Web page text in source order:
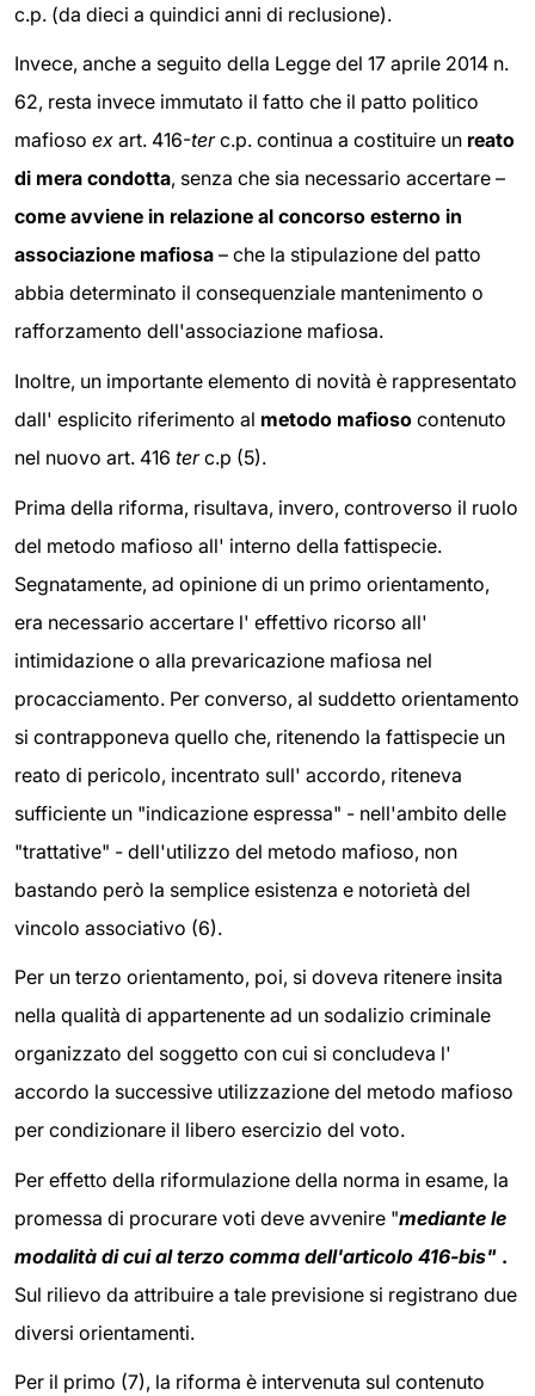
c.p. (da dieci a quindici anni di reclusione).
Invece, anche a seguito della Legge del 17 aprile 2014 n.
62, resta invece immutato il fatto che il patto politico
mafioso ex art. 416-terc.p. continua a costituire un reato
di mera condotta, senza che sia necessario accertare –
come avviene in relazione al concorso esterno in
associazione mafiosa – che la stipulazione del patto
abbia determinato il consequenziale mantenimento o
rafforzamento dell'associazione mafiosa.
Inoltre, un importante elemento di novità è rappresentato
dall' esplicito riferimento al metodo mafioso contenuto
nel nuovo art. 416 terc.p (5).
Prima della riforma, risultava, invero, controverso il ruolo
del metodo mafioso all' interno della fattispecie.
Segnatamente, ad opinione di un primo orientamento,
era necessario accertare l' effettivo ricorso all'
intimidazione o alla prevaricazione mafiosa nel
procacciamento. Per converso, al suddetto orientamento
si contrapponeva quello che, ritenendo la fattispecie un
reato di pericolo, incentrato sull' accordo, riteneva
sufficiente un "indicazione espressa" - nell'ambito delle
"trattative" - dell'utilizzo del metodo mafioso, non
bastando però la semplice esistenza e notorietà del
vincolo associativo (6).
Per un terzo orientamento, poi, si doveva ritenere insita
nella qualità di appartenente ad un sodalizio criminale
organizzato del soggetto con cui si concludeva l'
accordo la successive utilizzazione del metodo mafioso
per condizionare il libero esercizio del voto.
Per effetto della riformulazione della norma in esame, la
promessa di procurare voti deve avvenire "mediante le
modalità di cui al terzo comma dell'articolo 416-bis" .
Sul rilievo da attribuire a tale previsione si registrano due
diversi orientamenti.
Per il primo (7), la riforma è intervenuta sul contenuto